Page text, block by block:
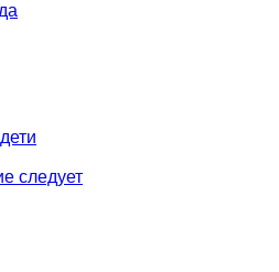
следует